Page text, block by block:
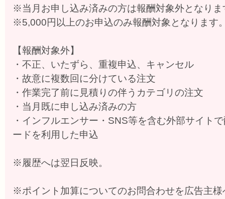
※当月お申し込み済みの方は報酬対象外となりま
※5,000円以上のお申込のみ報酬対象となります
【報酬対象外】
・不正、いたずら、重複申込、キャンセル
・故意に複数回に分けている注文
・作業完了前に見積りの伴うカテゴリの注文
・当月既に申し込み済みの方
・インフルエンサー・SNS等を含む外部サイト
ードを利用した申込
※履歴へは翌日反映。
※ポイント加算についてのお問合わせを広告主